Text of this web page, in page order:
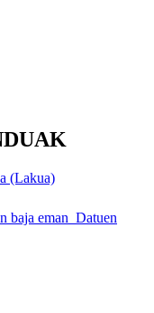
(Lakua)
baja eman Datuen